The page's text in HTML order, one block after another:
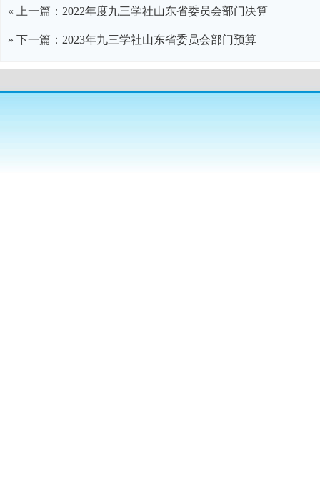
« 上一篇： 2022年度九三学社山东省委员会部门决算
» 下一篇： 2023年九三学社山东省委员会部门预算